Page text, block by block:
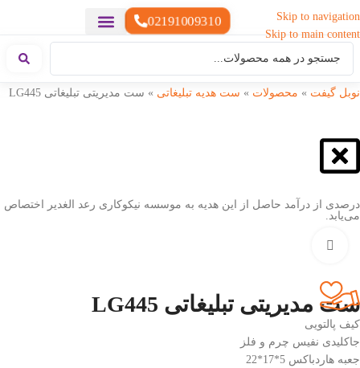
Skip to navigation
Skip to main content
02191009310
نوبل گیفت » محصولات » ست هدیه تبلیغاتی » ست مدیریتی تبلیغاتی LG445
درصدی از درآمد حاصل از این هدیه به موسسه نیکوکاری رعد الغدیر اختصاص
می‌یابد.
ست مدیریتی تبلیغاتی LG445
کیف پالتویی
جاکلیدی نفیس چرم و فلز
جعبه هاردباکس 5*17*22